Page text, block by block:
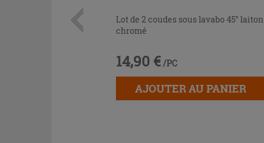
Lot de 2 coudes sous lavabo 45° laiton
chromé
14,90 € /PC
AJOUTER AU PANIER